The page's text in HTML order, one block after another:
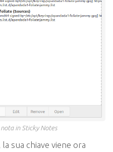
in Sticky Notes
sua chiave viene ora